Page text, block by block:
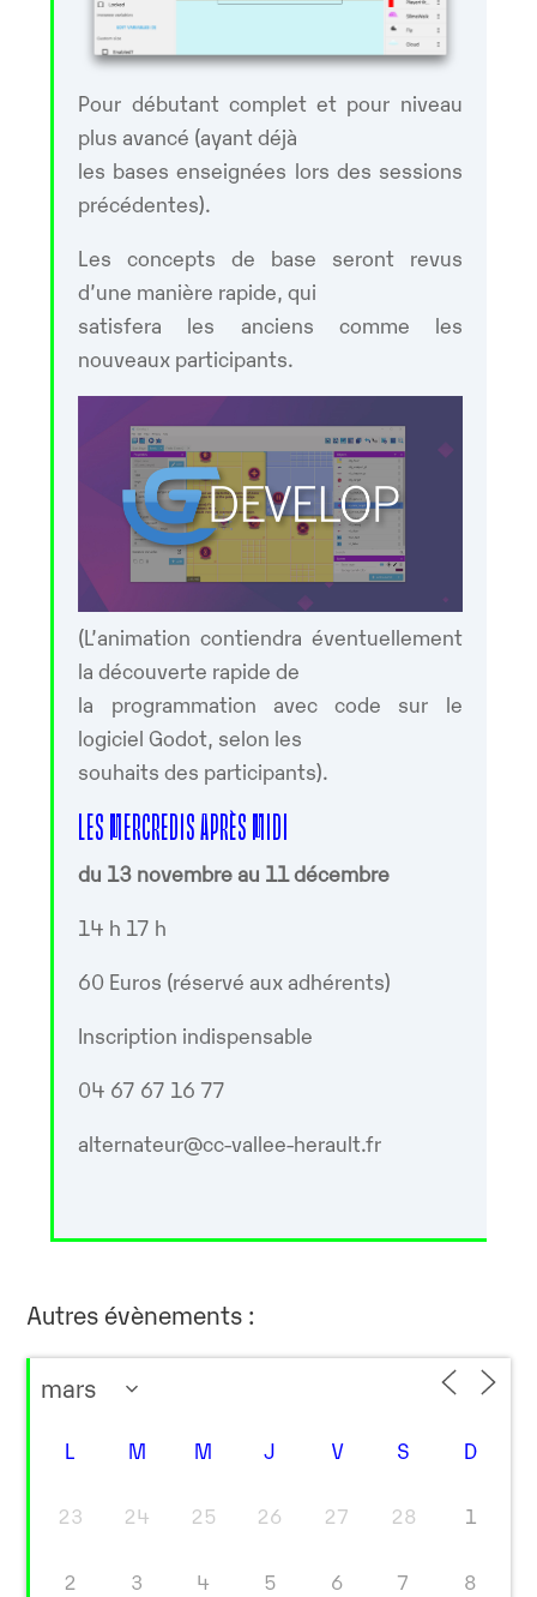
Pour débutant complet et pour niveau
plus avancé (ayant déjà
les bases enseignées lors des sessions
précédentes).
Les concepts de base seront revus
d’une manière rapide, qui
satisfera les anciens comme les
nouveaux participants.
(L’animation contiendra éventuellement
la découverte rapide de
la programmation avec code sur le
logiciel Godot, selon les
souhaits des participants).
LES MERCREDIS APRÈS MIDI
du 13 novembre au 11 décembre
14 h 17 h
60 Euros (réservé aux adhérents)
Inscription indispensable
04 67 67 16 77
alternateur@cc-vallee-herault.fr
Autres évènements :
L M M J V S D
23 24 25 26 27 28 1
2 3 4 5 6 7 8